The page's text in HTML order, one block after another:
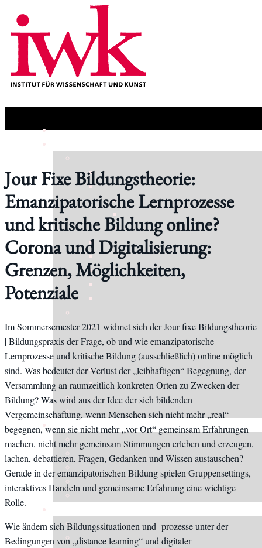
Jour Fixe Bildungstheorie:
Emanzipatorische Lernprozesse
und kritische Bildung online?
Corona und Digitalisierung:
Grenzen, Möglichkeiten,
Potenziale
Im Sommersemester 2021 widmet sich der Jour fixe Bildungstheorie
| Bildungspraxis der Frage, ob und wie emanzipatorische
Lernprozesse und kritische Bildung (ausschließlich) online möglich
sind. Was bedeutet der Verlust der „leibhaftigen“ Begegnung, der
Versammlung an raumzeitlich konkreten Orten zu Zwecken der
Bildung? Was wird aus der Idee der sich bildenden
Vergemeinschaftung, wenn Menschen sich nicht mehr „real“
begegnen, wenn sie nicht mehr „vor Ort“ gemeinsam Erfahrungen
machen, nicht mehr gemeinsam Stimmungen erleben und erzeugen,
lachen, debattieren, Fragen, Gedanken und Wissen austauschen?
Gerade in der emanzipatorischen Bildung spielen Gruppensettings,
interaktives Handeln und gemeinsame Erfahrung eine wichtige
Rolle.
Wie ändern sich Bildungssituationen und -prozesse unter der
Bedingungen von „distance learning“ und digitaler